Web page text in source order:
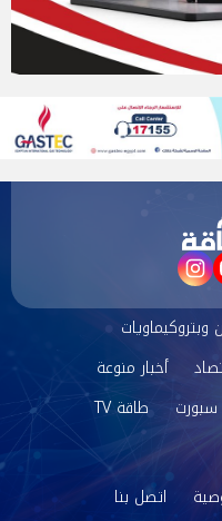
instagram
وبتروكيماويات
أخبار منوعة
طاقة TV
اتصل بنا